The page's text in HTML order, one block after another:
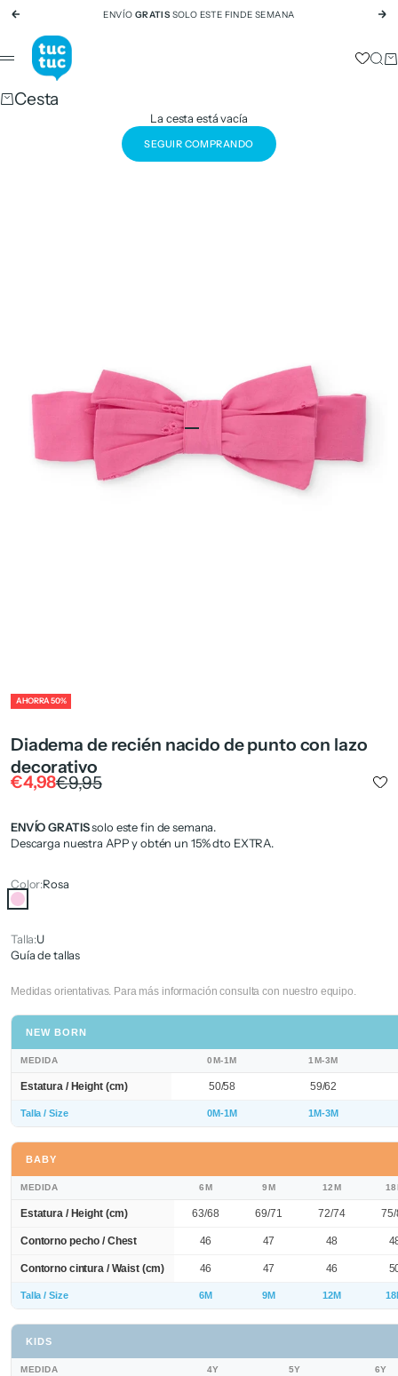
Ir al contenido
Anterior ENVÍO GRATIS SOLO ESTE FINDE SEMANA
tuc tuc
Menú
Cesta
La cesta está vacía
SEGUIR COMPRANDO
Ir al artículo 1
Ir al artículo 2
Ir al artículo 4
AHORRA 50%
Diadema de recién nacido de punto con lazo
decorativo
Precio de oferta
€4,98Precio normal
€9,95
ENVÍO GRATISsolo este fin de semana.
Descarga nuestra APP y obtén un 15% dto EXTRA.
Color:Rosa
Rosa
Talla:U
Guía de tallas
Medidas orientativas. Para más información consulta con nuestro equipo.
NEW BORN
MEDIDA 0M-1M 1M-3M
Estatura / Height (cm) 50/58 59/62
Talla / Size 0M-1M 1M-3M
BABY
MEDIDA 6M 9M 12M
Estatura / Height (cm) 63/68 69/71 72/74
Contorno pecho / Chest 46 47 48
Contorno cintura / Waist (cm) 46 47 46
Talla / Size 6M 9M 12M
KIDS
MEDIDA 4Y 5Y 6Y